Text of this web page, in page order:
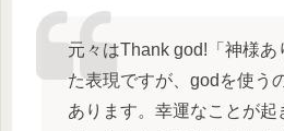
元々はThank god!「神様あ
た表現ですが、godを使う
あります。幸運なことが起